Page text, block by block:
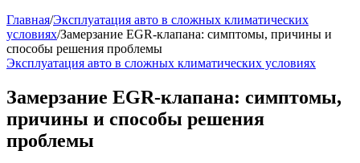
Главная/Эксплуатация авто в сложных климатических
условиях/Замерзание EGR-клапана: симптомы, причины и
способы решения проблемы
Эксплуатация авто в сложных климатических условиях
Замерзание EGR-клапана: симптомы,
причины и способы решения
проблемы